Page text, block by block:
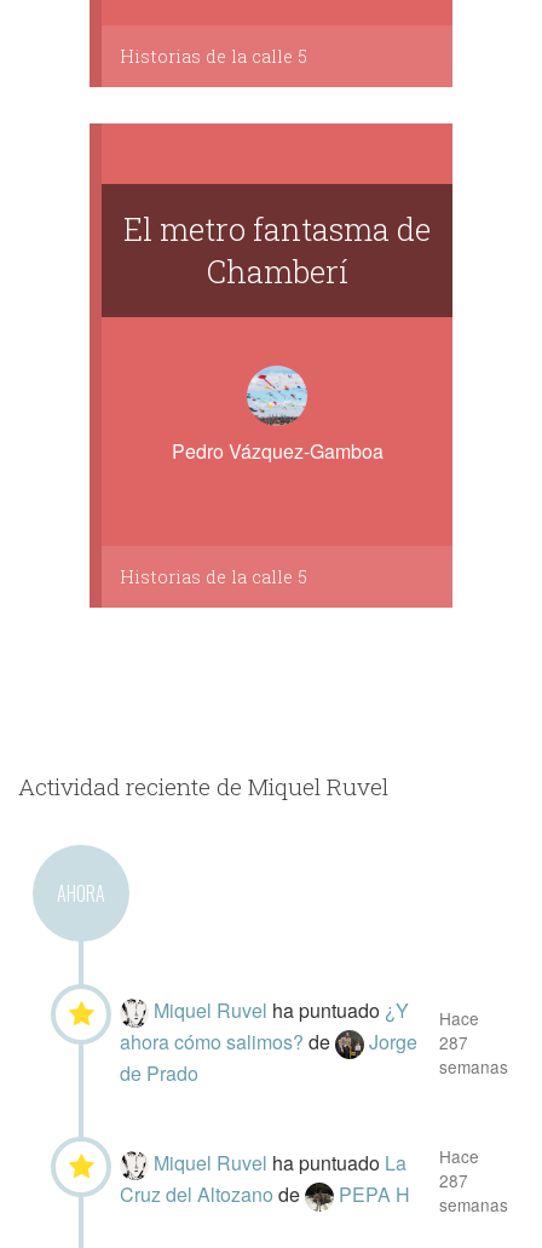
Historias de la calle 5
El metro fantasma de
Chamberí
Pedro Vázquez-Gamboa
Historias de la calle 5
Actividad reciente de Miquel Ruvel
AHORA
Miquel Ruvel ha puntuado ¿Y
ahora cómo salimos?de
Jorge
de Prado
Hace
287
semanas
Miquel Ruvel ha puntuado La
Cruz del Altozanode PEPA H
Hace
287
semanas